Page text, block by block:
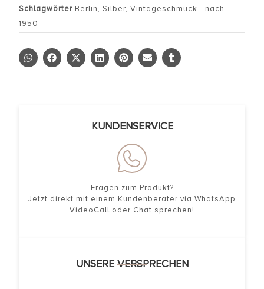
Schlagwörter Berlin, Silber, Vintageschmuck - nach
1950
KUNDENSERVICE
Fragen zum Produkt?
Jetzt direkt mit einem Kundenberater via WhatsApp
VideoCall oder Chat sprechen!
UNSERE VERSPRECHEN